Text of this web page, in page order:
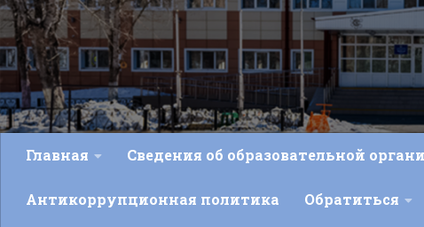
Главная Сведения об образовательной
Антикоррупционная политика Обратиться